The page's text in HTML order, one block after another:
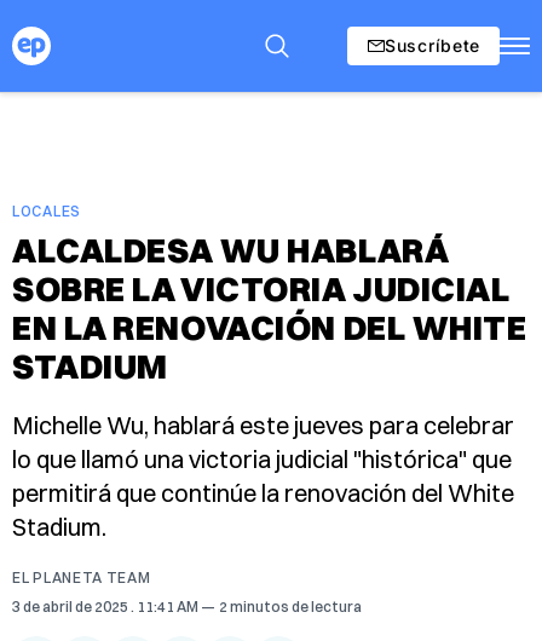
Suscríbete
LOCALES
ALCALDESA WU HABLARÁ
SOBRE LA VICTORIA JUDICIAL
EN LA RENOVACIÓN DEL WHITE
STADIUM
Michelle Wu, hablará este jueves para celebrar
lo que llamó una victoria judicial "histórica" ​​que
permitirá que continúe la renovación del White
Stadium.
EL PLANETA TEAM
3 de abril de 2025 . 11:41 AM 2 minutos de lectura